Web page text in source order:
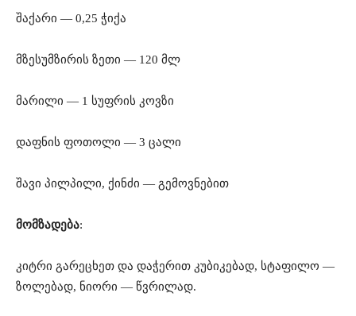
შაქარი — 0,25 ჭიქა
მზესუმზირის ზეთი — 120 მლ
მარილი — 1 სუფრის კოვზი
დაფნის ფოთოლი — 3 ცალი
შავი პილპილი, ქინძი — გემოვნებით
მომზადება:
კიტრი გარეცხეთ და დაჭერით კუბიკებად, სტაფილო —
ზოლებად, ნიორი — წვრილად.